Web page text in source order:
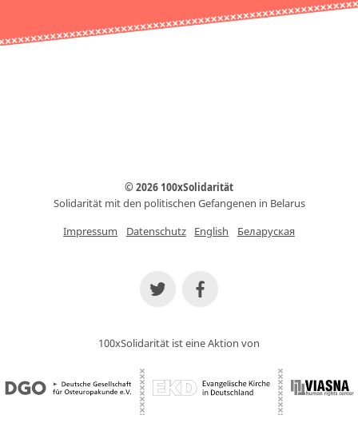
© 2026 100xSolidarität
Solidarität mit den politischen Gefangenen in Belarus
Impressum
Datenschutz English Беларуская
100xSolidarität ist eine Aktion von